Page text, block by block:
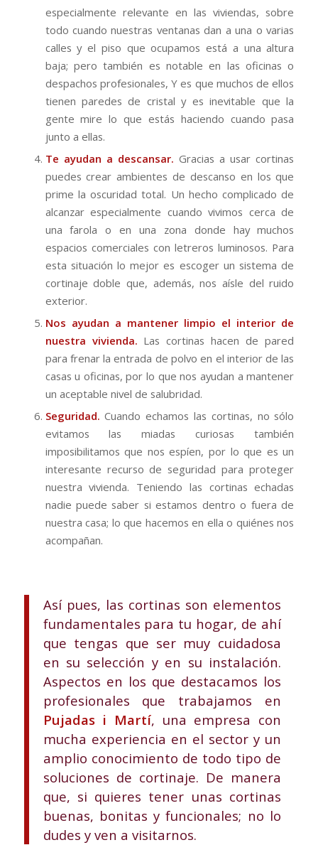
especialmente relevante en las viviendas, sobre
todo cuando nuestras ventanas dan a una o varias
calles y el piso que ocupamos está a una altura
baja; pero también es notable en las oficinas o
despachos profesionales, Y es que muchos de ellos
tienen paredes de cristal y es inevitable que la
gente mire lo que estás haciendo cuando pasa
junto a ellas.
Te ayudan a descansar. Gracias a usar cortinas
puedes crear ambientes de descanso en los que
prime la oscuridad total. Un hecho complicado de
alcanzar especialmente cuando vivimos cerca de
una farola o en una zona donde hay muchos
espacios comerciales con letreros luminosos. Para
esta situación lo mejor es escoger un sistema de
cortinaje doble que, además, nos aísle del ruido
exterior.
Nos ayudan a mantener limpio el interior de
nuestra vivienda. Las cortinas hacen de pared
para frenar la entrada de polvo en el interior de las
casas u oficinas, por lo que nos ayudan a mantener
un aceptable nivel de salubridad.
Seguridad. Cuando echamos las cortinas, no sólo
evitamos las miadas curiosas también
imposibilitamos que nos espíen, por lo que es un
interesante recurso de seguridad para proteger
nuestra vivienda. Teniendo las cortinas echadas
nadie puede saber si estamos dentro o fuera de
nuestra casa; lo que hacemos en ella o quiénes nos
acompañan.
Así pues, las cortinas son elementos
fundamentales para tu hogar, de ahí
que tengas que ser muy cuidadosa
en su selección y en su instalación.
Aspectos en los que destacamos los
profesionales que trabajamos en
Pujadas i Martí, una empresa con
mucha experiencia en el sector y un
amplio conocimiento de todo tipo de
soluciones de cortinaje. De manera
que, si quieres tener unas cortinas
buenas, bonitas y funcionales; no lo
dudes y ven a visitarnos.